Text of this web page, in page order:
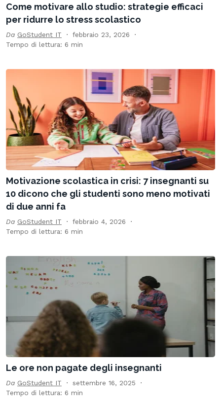
Come motivare allo studio: strategie efficaci
per ridurre lo stress scolastico
Da GoStudent IT
febbraio 23, 2026
Tempo di lettura: 6 min
Motivazione scolastica in crisi: 7 insegnanti su
10 dicono che gli studenti sono meno motivati
di due anni fa
Da GoStudent IT
febbraio 4, 2026
Tempo di lettura: 6 min
Le ore non pagate degli insegnanti
Da GoStudent IT
settembre 16, 2025
Tempo di lettura: 6 min